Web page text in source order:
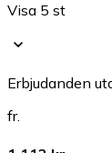
Visa 5 st
Erbjudanden
fr.